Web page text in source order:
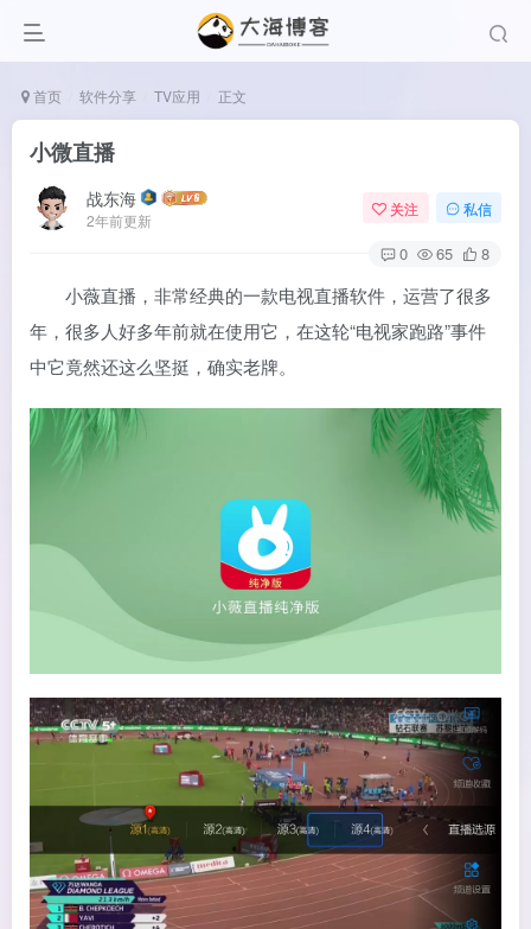
首页 软件分享 TV应用 正文
小微直播
战东海
2年前更新
关注 私信
0 65 8
小薇直播，非常经典的一款电视直播软件，运营了很多
年，很多人好多年前就在使用它，在这轮“电视家跑路”事件
中它竟然还这么坚挺，确实老牌。